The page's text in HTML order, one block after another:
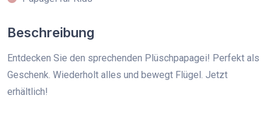
Beschreibung
Entdecken Sie den sprechenden Plüschpapagei! Perfekt als
Geschenk. Wiederholt alles und bewegt Flügel. Jetzt
erhältlich!